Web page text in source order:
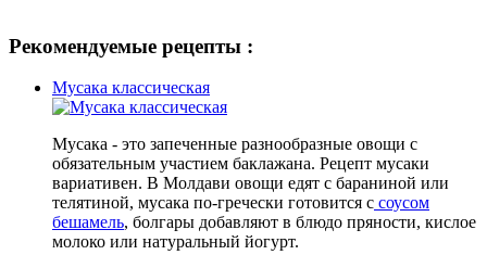
Рекомендуемые рецепты :
Мусака классическая
Мусака - это запеченные разнообразные овощи с
обязательным участием баклажана. Рецепт мусаки
вариативен. В Молдави овощи едят с бараниной или
телятиной, мусака по-гречески готовится с соусом
бешамель, болгары добавляют в блюдо пряности, кислое
молоко или натуральный йогурт.